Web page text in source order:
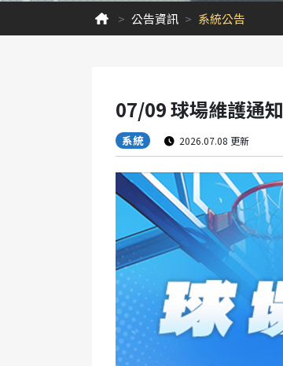
公告資訊 系統公告
07/09 球場維護通知
系統 2026.07.08 更新